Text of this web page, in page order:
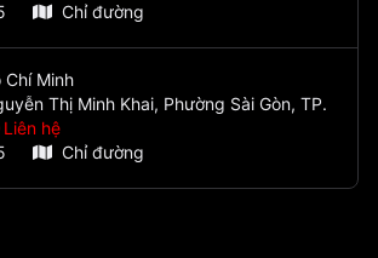
Chỉ đường
Chí Minh
Thị Minh Khai, Phường Sài Gòn, TP.
Liên hệ
Chỉ đường